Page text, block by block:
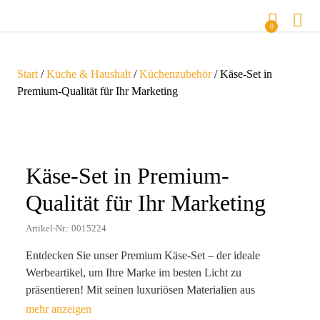
0
Start /Küche & Haushalt /Küchenzubehör/ Käse-Set in
Premium-Qualität für Ihr Marketing
Käse-Set in Premium-
Qualität für Ihr Marketing
Artikel-Nr.: 0015224
Entdecken Sie unser Premium Käse-Set – der ideale
Werbeartikel, um Ihre Marke im besten Licht zu
präsentieren! Mit seinen luxuriösen Materialien aus
Edelstahl und Holz verkörpert es Qualität und Stil. Ob bei